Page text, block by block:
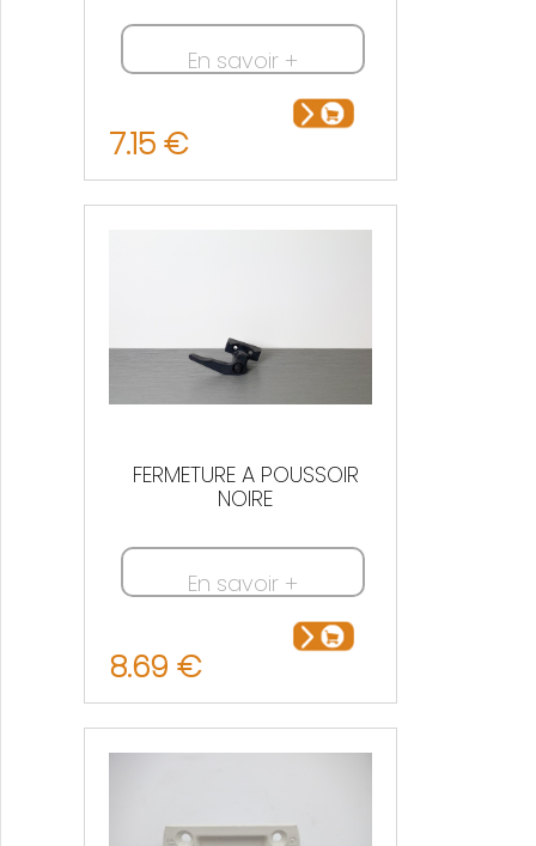
En savoir +
7.15 €
FERMETURE A POUSSOIR
NOIRE
En savoir +
8.69 €